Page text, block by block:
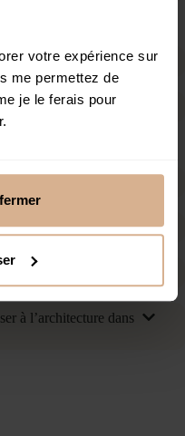
votre expérience sur
me permettez de
je le ferais pour
logiciel 3D ?
sur papier ?
des projets clients ?
ils utiliser le kit ?
à l’architecture dans